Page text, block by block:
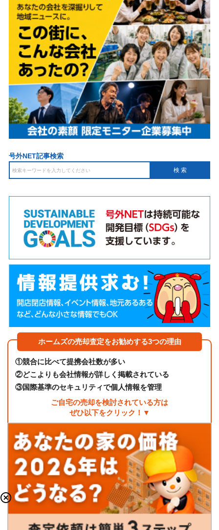
号外NET記事検索
ホームズの売却査定をお勧めする3つの理由
①競合に比べて提携会社数が多い
②どこよりも会社情報が詳しく掲載されている
③国際基準のセキュリティで個人情報を管理
ご自宅の売却を検討されている方は
ぜひ以下をクリック！▼